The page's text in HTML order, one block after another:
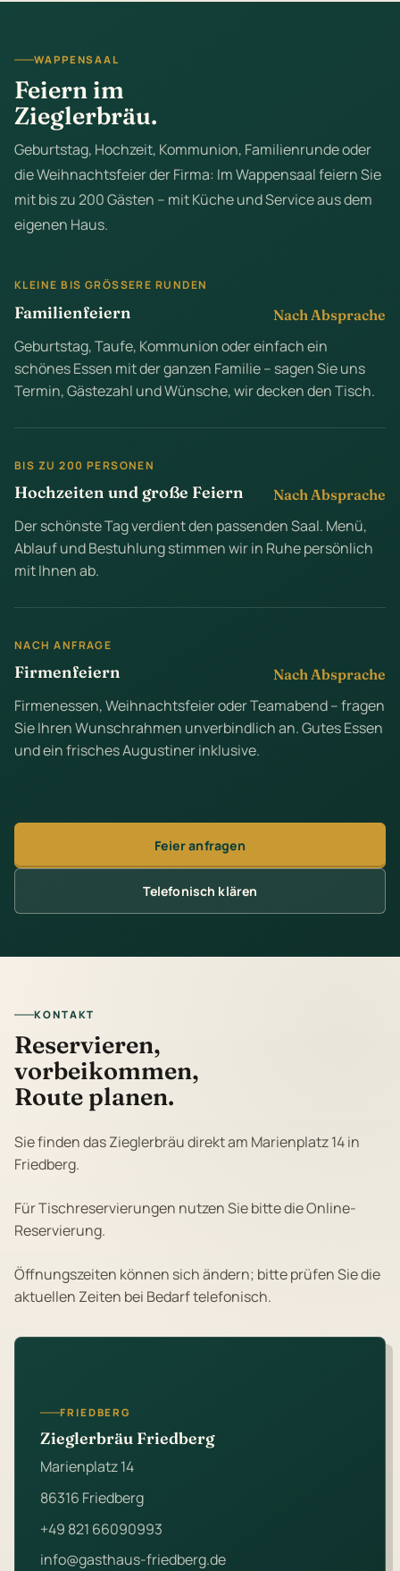
WAPPENSAAL
Feiern im
Zieglerbräu.
Geburtstag, Hochzeit, Kommunion, Familienrunde oder
die Weihnachtsfeier der Firma: Im Wappensaal feiern Sie
mit bis zu 200 Gästen – mit Küche und Service aus dem
eigenen Haus.
KLEINE BIS GRÖSSERE RUNDEN
Familienfeiern Nach Absprache
Geburtstag, Taufe, Kommunion oder einfach ein
schönes Essen mit der ganzen Familie – sagen Sie uns
Termin, Gästezahl und Wünsche, wir decken den Tisch.
BIS ZU 200 PERSONEN
Hochzeiten und große Feiern Nach Absprache
Der schönste Tag verdient den passenden Saal. Menü,
Ablauf und Bestuhlung stimmen wir in Ruhe persönlich
mit Ihnen ab.
NACH ANFRAGE
Firmenfeiern Nach Absprache
Firmenessen, Weihnachtsfeier oder Teamabend – fragen
Sie Ihren Wunschrahmen unverbindlich an. Gutes Essen
und ein frisches Augustiner inklusive.
Feier anfragen
Telefonisch klären
KONTAKT
Reservieren,
vorbeikommen,
Route planen.
Sie finden das Zieglerbräu direkt am Marienplatz 14 in
Friedberg.
Für Tischreservierungen nutzen Sie bitte die Online-
Reservierung.
Öffnungszeiten können sich ändern; bitte prüfen Sie die
aktuellen Zeiten bei Bedarf telefonisch.
FRIEDBERG
Zieglerbräu Friedberg
Marienplatz 14
86316 Friedberg
+49 821 66090993
info@gasthaus-friedberg.de